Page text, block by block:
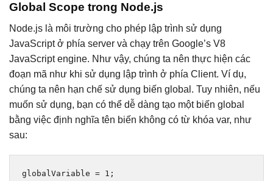
Global Scope trong Node.js
Node.js là môi trường cho phép lập trình sử dụng
JavaScript ở phía server và chạy trên Google’s V8
JavaScript engine. Như vậy, chúng ta nên thực hiện các
đoạn mã như khi sử dụng lập trình ở phía Client. Ví dụ,
chúng ta nên hạn chế sử dụng biến global. Tuy nhiên, nếu
muốn sử dụng, bạn có thể dễ dàng tạo một biến global
bằng việc định nghĩa tên biến không có từ khóa var, như
sau:
globalVariable = 1 ;